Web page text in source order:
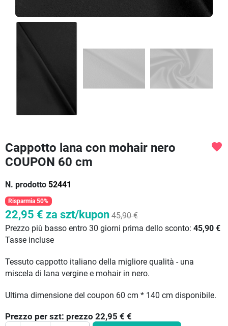
Cappotto lana con mohair nero
COUPON 60 cm
N. prodotto 52441
favorite
Risparmia 50%
22,95 € za szt/kupon 45,90 €
Prezzo più basso entro 30 giorni prima dello sconto: 45,90 €
Tasse incluse
Tessuto cappotto italiano della migliore qualità - una
miscela di lana vergine e mohair in nero.
Ultima dimensione del coupon 60 cm * 140 cm disponibile.
Prezzo per szt: prezzo 22,95 € €